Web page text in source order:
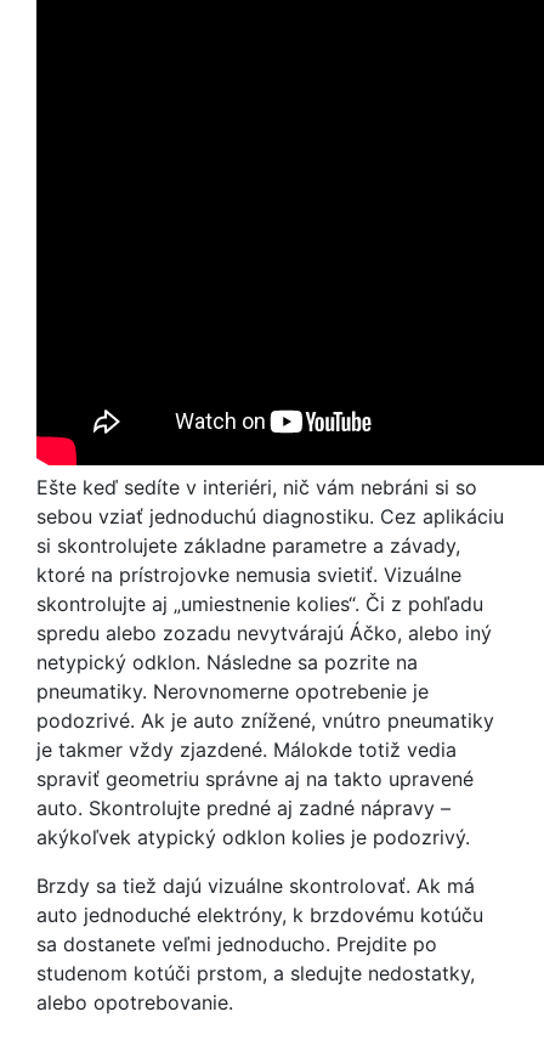
Ešte keď sedíte v interiéri, nič vám nebráni si so
sebou vziať jednoduchú diagnostiku. Cez aplikáciu
si skontrolujete základne parametre a závady,
ktoré na prístrojovke nemusia svietiť. Vizuálne
skontrolujte aj „umiestnenie kolies“. Či z pohľadu
spredu alebo zozadu nevytvárajú Áčko, alebo iný
netypický odklon. Následne sa pozrite na
pneumatiky. Nerovnomerne opotrebenie je
podozrivé. Ak je auto znížené, vnútro pneumatiky
je takmer vždy zjazdené. Málokde totiž vedia
spraviť geometriu správne aj na takto upravené
auto. Skontrolujte predné aj zadné nápravy –
akýkoľvek atypický odklon kolies je podozrivý.
Brzdy sa tiež dajú vizuálne skontrolovať. Ak má
auto jednoduché elektróny, k brzdovému kotúču
sa dostanete veľmi jednoducho. Prejdite po
studenom kotúči prstom, a sledujte nedostatky,
alebo opotrebovanie.